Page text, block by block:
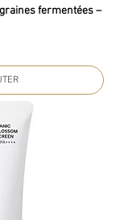
fermentées –